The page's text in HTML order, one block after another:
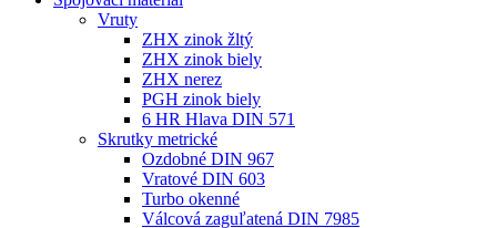
Vruty
ZHX zinok žltý
ZHX zinok biely
ZHX nerez
PGH zinok biely
6 HR Hlava DIN 571
Skrutky metrické
Ozdobné DIN 967
Vratové DIN 603
Turbo okenné
Válcová zaguľatená DIN 7985